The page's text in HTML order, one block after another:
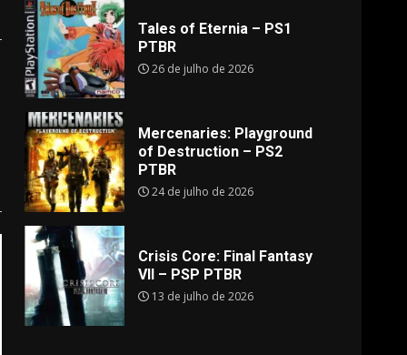
Tales of Eternia – PS1
PTBR
26 de julho de 2026
Mercenaries: Playground
of Destruction – PS2
PTBR
24 de julho de 2026
Crisis Core: Final Fantasy
VII – PSP PTBR
13 de julho de 2026